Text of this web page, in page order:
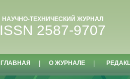
НАУЧНО-ТЕХНИЧЕСКИЙ ЖУРНАЛ
ISSN 2587-9707
ГЛАВНАЯ О ЖУРНАЛЕ